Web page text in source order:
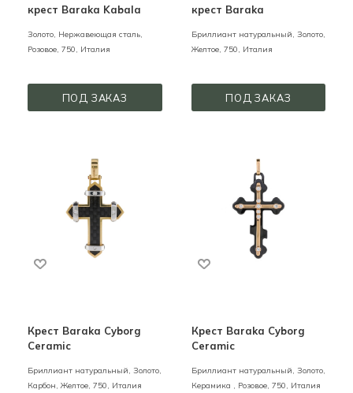
крест Baraka Kabala
Золото, Нержавеющая сталь,
Розовое, 750, Италия
ПОД ЗАКАЗ
крест Baraka
Бриллиант натуральный, Золото,
Желтое, 750, Италия
ПОД ЗАКАЗ
Крест Baraka Cyborg
Ceramic
Бриллиант натуральный, Золото,
Карбон, Желтое, 750, Италия
Крест Baraka Cyborg
Ceramic
Бриллиант натуральный, Золото,
Керамика ,
Розовое, 750, Италия